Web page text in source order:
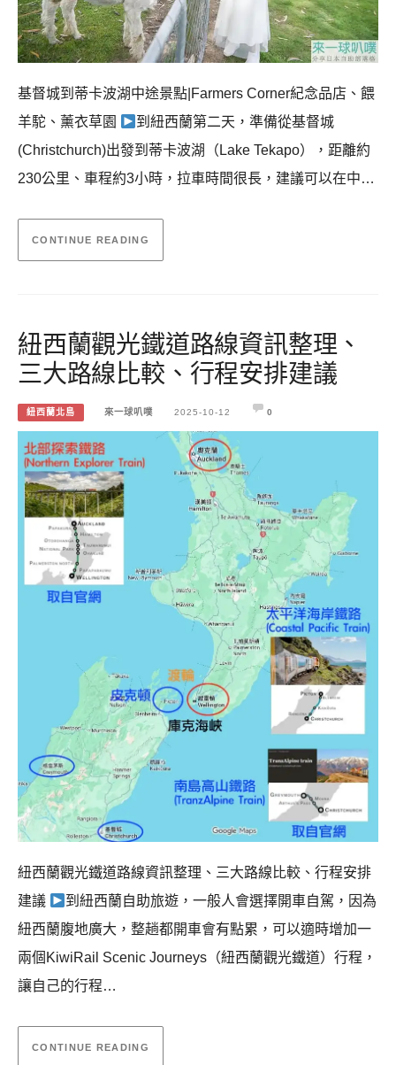
基督城到蒂卡波湖中途景點|Farmers Corner紀念品店、餵
羊駝、薰衣草園
到紐西蘭第二天，準備從基督城
(Christchurch)出發到蒂卡波湖（Lake Tekapo），距離約
230公里、車程約3小時，拉車時間很長，建議可以在中…
CONTINUE READING
紐西蘭觀光鐵道路線資訊整理、
三大路線比較、行程安排建議
紐西蘭北島 來一球叭噗 2025-10-12 0
紐西蘭觀光鐵道路線資訊整理、三大路線比較、行程安排
建議
到紐西蘭自助旅遊，一般人會選擇開車自駕，因為
紐西蘭腹地廣大，整趟都開車會有點累，可以適時增加一
兩個KiwiRail Scenic Journeys（紐西蘭觀光鐵道）行程，
讓自己的行程…
CONTINUE READING